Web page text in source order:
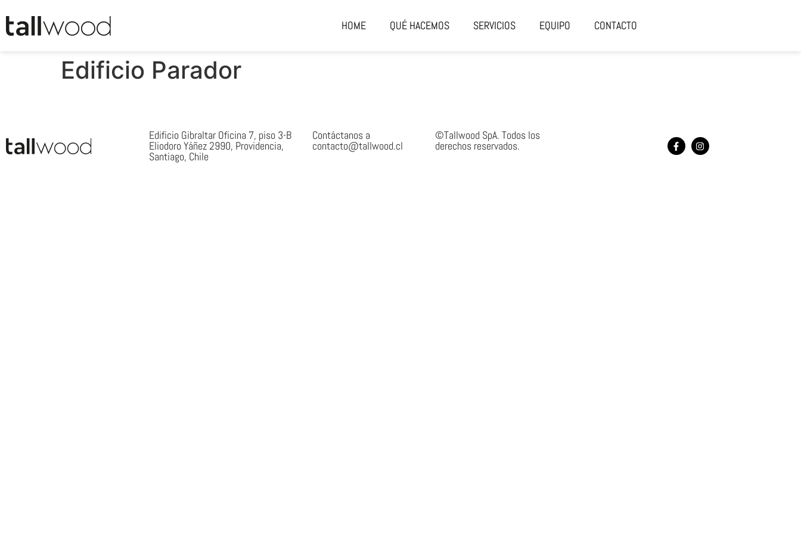
HOME QUÉ HACEMOS SERVICIOS EQUIPO CONTACTO
Edificio Parador
Edificio Gibraltar Oficina 7, piso 3-B
Eliodoro Yáñez 2990, Providencia,
Santiago, Chile
Contáctanos a
contacto@tallwood.cl
©Tallwood SpA. Todos los
derechos reservados.